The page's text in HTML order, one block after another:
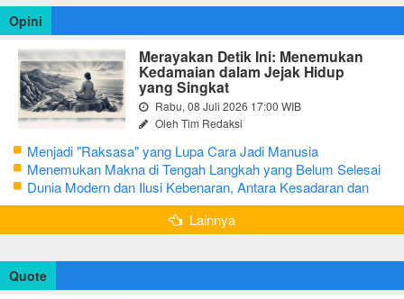
Opini
Merayakan Detik Ini: Menemukan
Kedamaian dalam Jejak Hidup
yang Singkat
Rabu, 08 Juli 2026 17:00 WIB
Oleh Tim Redaksi
Menjadi "Raksasa" yang Lupa Cara Jadi Manusia
Menemukan Makna di Tengah Langkah yang Belum Selesai
Dunia Modern dan Ilusi Kebenaran, Antara Kesadaran dan
terjebak Tipu Daya
Lainnya
Quote